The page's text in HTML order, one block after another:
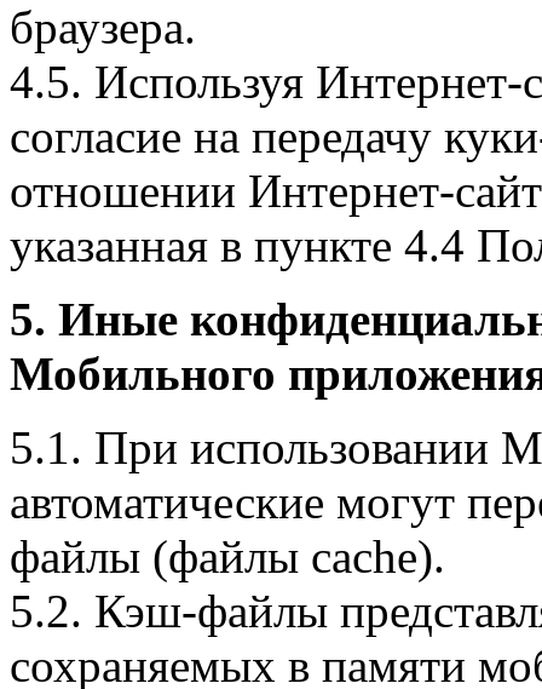
браузера.
4.5. Используя Интернет-
согласие на передачу
отношении Интернет-
указанная в пункте 4.4
5. Иные
Мобильного
5.1. При использовании
автоматические могут
файлы (файлы cache).
5.2. Кэш-файлы
сохраняемых в памяти